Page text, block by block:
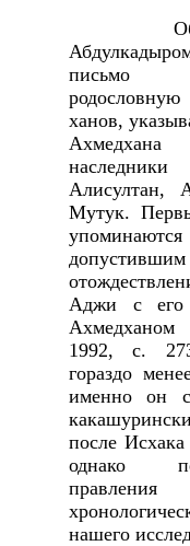
письмо
родословную
ханов,
Алисултан,
Мутук.
Аджи с его
1992, с.
гораздо
именно он
после
однако
нашего